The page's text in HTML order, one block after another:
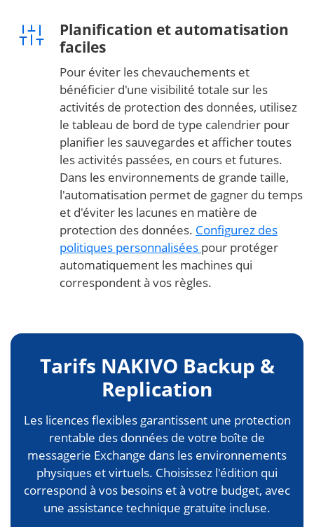
Planification et automatisation
faciles
Pour éviter les chevauchements et
bénéficier d'une visibilité totale sur les
activités de protection des données, utilisez
le tableau de bord de type calendrier pour
planifier les sauvegardes et afficher toutes
les activités passées, en cours et futures.
Dans les environnements de grande taille,
l'automatisation permet de gagner du temps
et d'éviter les lacunes en matière de
protection des données. Configurez des
politiques personnalisées pour protéger
automatiquement les machines qui
correspondent à vos règles.
Tarifs NAKIVO Backup &
Replication
Les licences flexibles garantissent une protection
rentable des données de votre boîte de
messagerie Exchange dans les environnements
physiques et virtuels. Choisissez l'édition qui
correspond à vos besoins et à votre budget, avec
une assistance technique gratuite incluse.